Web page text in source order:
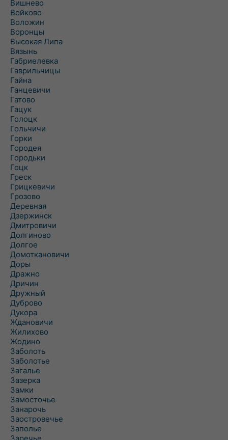
Вишнево
Войково
Воложин
Воронцы
Высокая Липа
Вязынь
Габриелевка
Гаврильчицы
Гайна
Ганцевичи
Гатово
Гацук
Голоцк
Гольчичи
Горки
Городея
Городьки
Гоцк
Греск
Грицкевичи
Грозово
Деревная
Дзержинск
Дмитровичи
Долгиново
Долгое
Домоткановичи
Доры
Дражно
Дричин
Дружный
Дуброво
Дукора
Ждановичи
Жилихово
Жодино
Заболоть
Заболотье
Загалье
Зазерка
Замки
Замосточье
Занарочь
Заостровечье
Заполье